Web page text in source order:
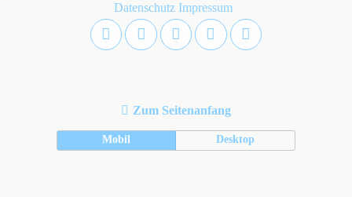
Datenschutz Impressum
Zum Seitenanfang
Mobil Desktop